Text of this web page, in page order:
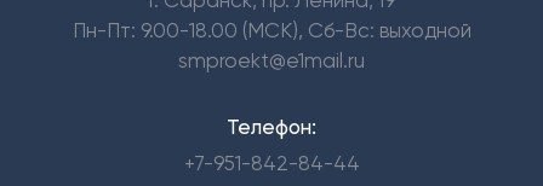
Пн-Пт: 9.00-18.00 (МСК), Сб-Вс: выходной
smproekt@e1mail.ru
Телефон:
+7-951-842-84-44